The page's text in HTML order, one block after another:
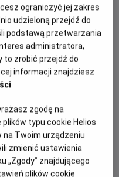
Lenkiewicz, Raynor
Lill
Isaacs),
w jednej chwili tracą
co dla wielu byłoby
wędrówkę – ponad
angielskiego wybrzeża.
i garścią
siebie, krok za
ograniczyć jej zakres
udzieloną przejdź do
podstawą przetwarzania
administratora,
to zrobić przejdź do
informacji znajdziesz
zgodę na
typu cookie Helios
na Twoim urządzeniu
zmienić ustawienia
„Zgody” znajdującego
plików cookie